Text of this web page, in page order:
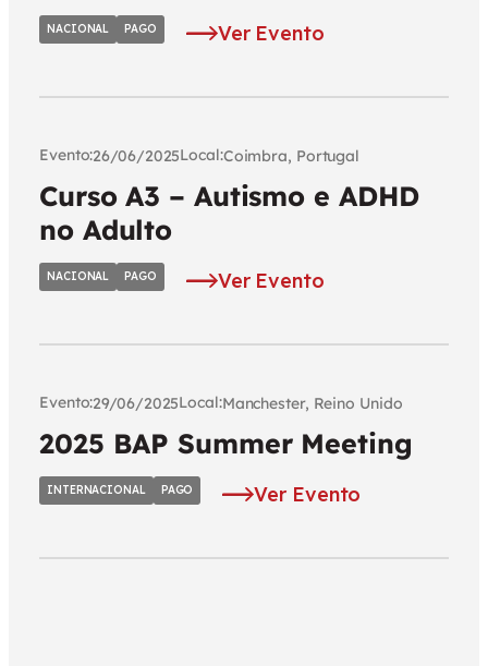
NACIONAL PAGO Ver Evento
Evento:26/06/2025Local:Coimbra, Portugal
Curso A3 – Autismo e ADHD
no Adulto
NACIONAL PAGO Ver Evento
Evento:29/06/2025Local:Manchester, Reino Unido
2025 BAP Summer Meeting
INTERNACIONAL PAGO Ver Evento